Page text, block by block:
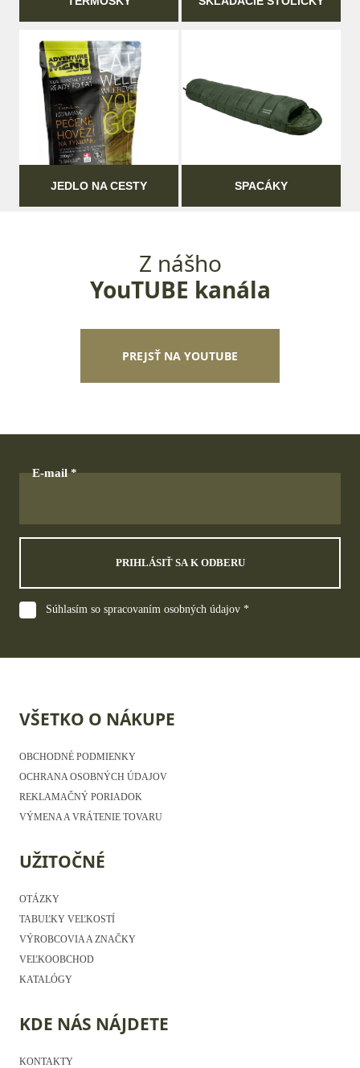
JEDLO NA CESTY SPACÁKY
Z nášho
YouTUBE kanála
PREJSŤ NA YOUTUBE
E-mail
PRIHLÁSIŤ SA K ODBERU
Súhlasím so spracovaním osobných údajov *
VŠETKO O NÁKUPE
OBCHODNÉ PODMIENKY
OCHRANA OSOBNÝCH ÚDAJOV
REKLAMAČNÝ PORIADOK
VÝMENA A VRÁTENIE TOVARU
UŽITOČNÉ
OTÁZKY
TABUĽKY VEĽKOSTÍ
VÝROBCOVIA A ZNAČKY
VEĽKOOBCHOD
KATALÓGY
KDE NÁS NÁJDETE
KONTAKTY